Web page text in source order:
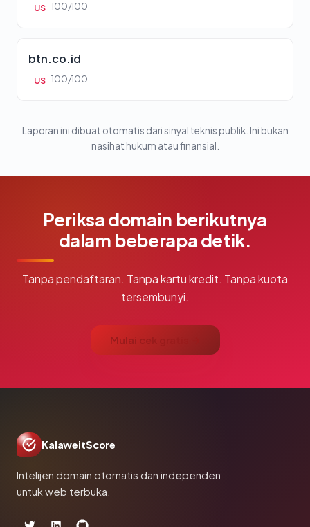
US 100/100
btn.co.id
US 100/100
Laporan ini dibuat otomatis dari sinyal teknis publik. Ini bukan
nasihat hukum atau finansial.
Periksa domain berikutnya
dalam beberapa detik.
Tanpa pendaftaran. Tanpa kartu kredit. Tanpa kuota
tersembunyi.
Mulai cek gratis →
KalaweitScore
Intelijen domain otomatis dan independen
untuk web terbuka.